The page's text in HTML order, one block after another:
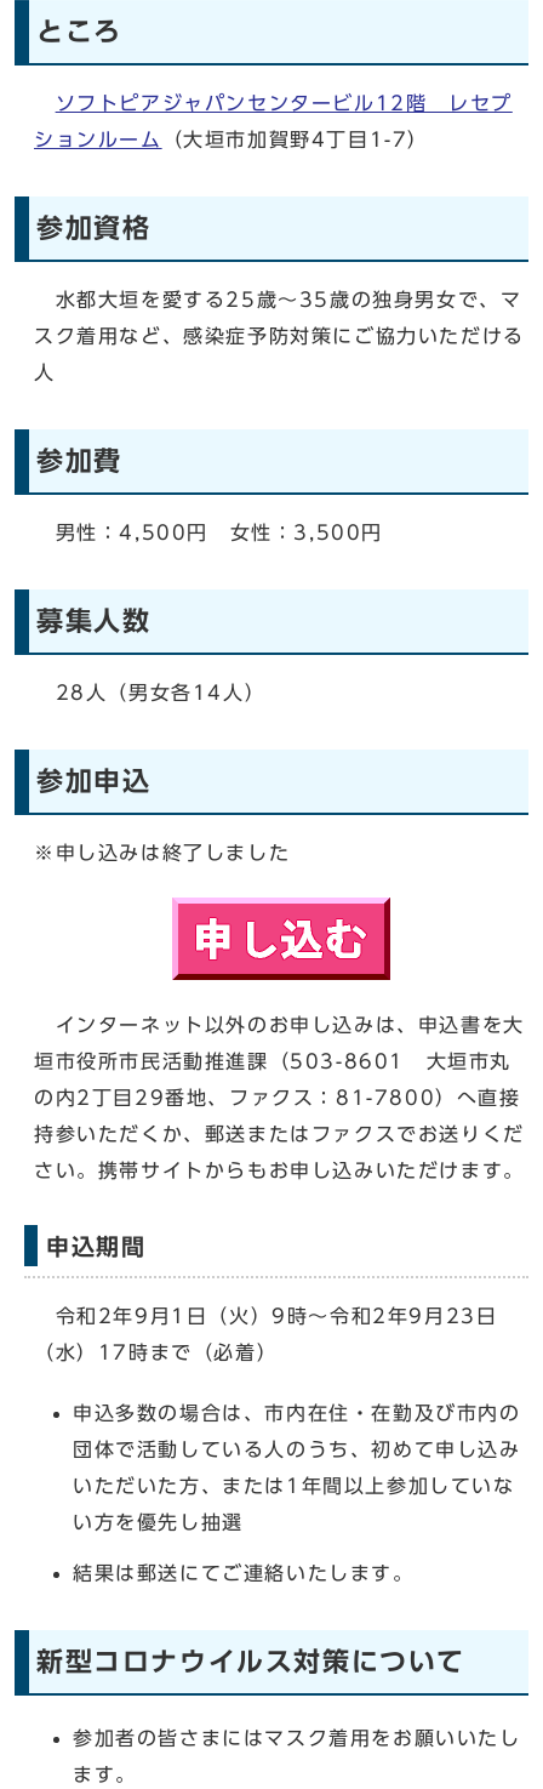
ところ
ソフトピアジャパンセンタービル12階 レセプ
ションルーム
（大垣市加賀野4丁目1-7）
参加資格
水都大垣を愛する25歳～35歳の独身男女で、マ
スク着用など、感染症予防対策にご協力いただける
人
参加費
男性：4,500円 女性：3,500円
募集人数
28人（男女各14人）
参加申込
※申し込みは終了しました
インターネット以外のお申し込みは、申込書を大
垣市役所市民活動推進課（503-8601 大垣市丸
の内2丁目29番地、ファクス：81-7800）へ直接
持参いただくか、郵送またはファクスでお送りくだ
さい。携帯サイトからもお申し込みいただけます。
申込期間
令和2年9月1日（火）9時～令和2年9月23日
（水）17時まで（必着）
申込多数の場合は、市内在住・在勤及び市内の
団体で活動している人のうち、初めて申し込み
いただいた方、または1年間以上参加していな
い方を優先し抽選
結果は郵送にてご連絡いたします。
新型コロナウイルス対策について
参加者の皆さまにはマスク着用をお願いいたし
ます。